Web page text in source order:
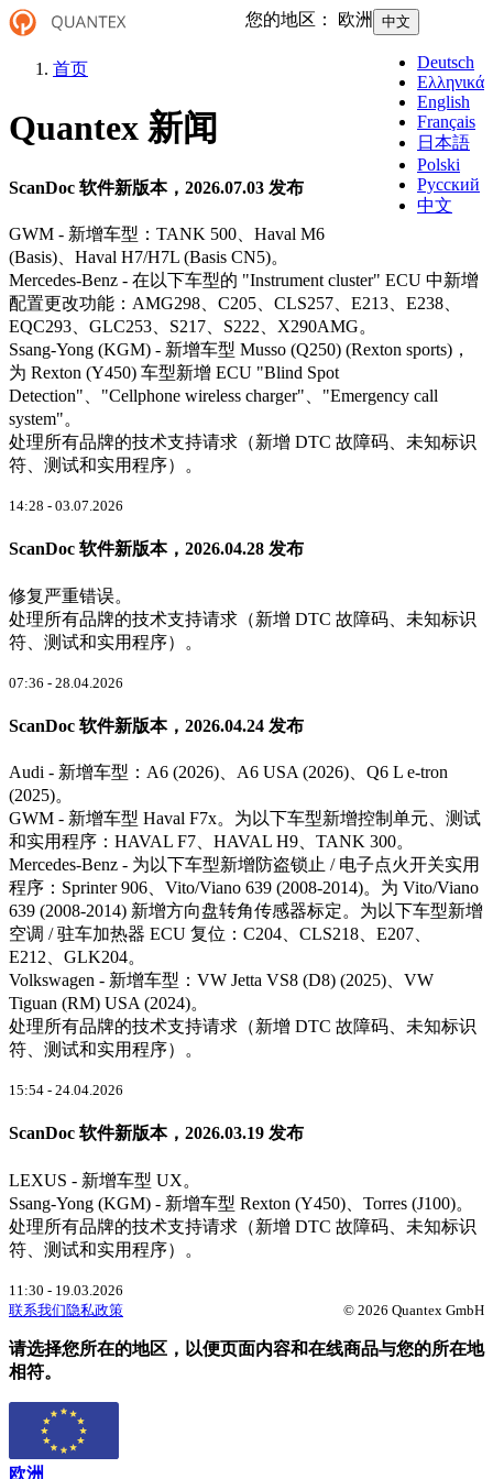
中文
Deutsch
Ελληνικά
English
Français
日本語
Polski
Русский
中文
您的地区： 欧洲
首页
Quantex 新闻
ScanDoc 软件新版本，2026.07.03 发布
GWM - 新增车型：TANK 500、Haval M6
(Basis)、Haval H7/H7L (Basis CN5)。
Mercedes‑Benz - 在以下车型的 "Instrument cluster" ECU 中新增
配置更改功能：AMG298、C205、CLS257、E213、E238、
EQC293、GLC253、S217、S222、X290AMG。
Ssang‑Yong (KGM) - 新增车型 Musso (Q250) (Rexton sports)，
为 Rexton (Y450) 车型新增 ECU "Blind Spot
Detection"、"Cellphone wireless charger"、"Emergency call
system"。
处理所有品牌的技术支持请求（新增 DTC 故障码、未知标识
符、测试和实用程序）。
14:28 - 03.07.2026
ScanDoc 软件新版本，2026.04.28 发布
修复严重错误。
处理所有品牌的技术支持请求（新增 DTC 故障码、未知标识
符、测试和实用程序）。
07:36 - 28.04.2026
ScanDoc 软件新版本，2026.04.24 发布
Audi - 新增车型：A6 (2026)、A6 USA (2026)、Q6 L e-tron
(2025)。
GWM - 新增车型 Haval F7x。为以下车型新增控制单元、测试
和实用程序：HAVAL F7、HAVAL H9、TANK 300。
Mercedes‑Benz - 为以下车型新增防盗锁止 / 电子点火开关实用
程序：Sprinter 906、Vito/Viano 639 (2008-2014)。为 Vito/Viano
639 (2008-2014) 新增方向盘转角传感器标定。为以下车型新增
空调 / 驻车加热器 ECU 复位：C204、CLS218、E207、
E212、GLK204。
Volkswagen - 新增车型：VW Jetta VS8 (D8) (2025)、VW
Tiguan (RM) USA (2024)。
处理所有品牌的技术支持请求（新增 DTC 故障码、未知标识
符、测试和实用程序）。
15:54 - 24.04.2026
ScanDoc 软件新版本，2026.03.19 发布
LEXUS - 新增车型 UX。
Ssang-Yong (KGM) - 新增车型 Rexton (Y450)、Torres (J100)。
处理所有品牌的技术支持请求（新增 DTC 故障码、未知标识
符、测试和实用程序）。
11:30 - 19.03.2026
联系我们隐私政策 © 2026 Quantex GmbH
请选择您所在的地区，以便页面内容和在线商品与您的所在地
相符。
欧洲